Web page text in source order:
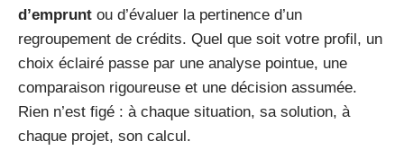
d’emprunt ou d’évaluer la pertinence d’un
regroupement de crédits. Quel que soit votre profil, un
choix éclairé passe par une analyse pointue, une
comparaison rigoureuse et une décision assumée.
Rien n’est figé : à chaque situation, sa solution, à
chaque projet, son calcul.